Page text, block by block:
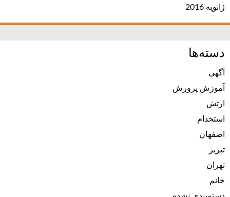
ژانویه 2016
دسته‌ها
آگهی
آموزش پرورش
ارتش
استخدام
اصفهان
تبریز
تهران
خانم